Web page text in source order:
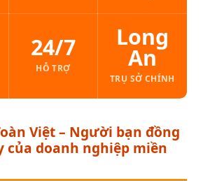
24/7
HỖ TRỢ
Long
An
TRỤ SỞ CHÍNH
Việt – Người bạn đồng
của doanh nghiệp miền